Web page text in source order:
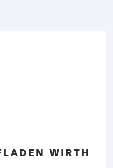
WIRTH